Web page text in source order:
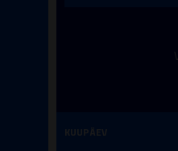
KUUPÄEV